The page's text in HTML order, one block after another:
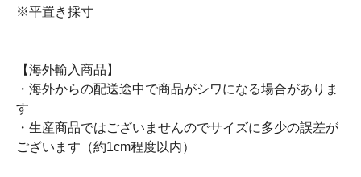
※平置き採寸
【海外輸入商品】
・海外からの配送途中で商品がシワになる場合がありま
す
・生産商品ではございませんのでサイズに多少の誤差が
ございます（約1cm程度以内）